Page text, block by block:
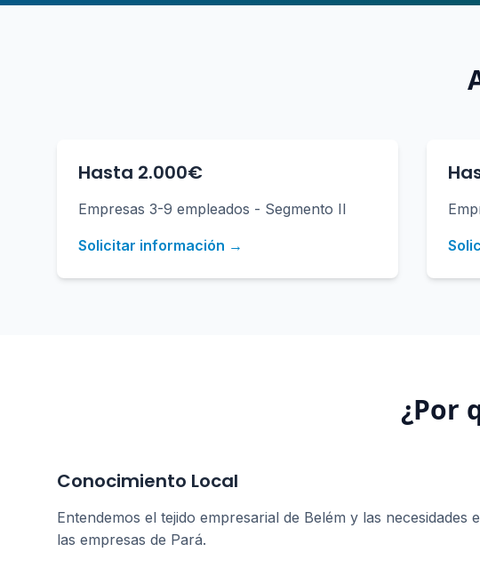
Hasta 2.000€
Empresas 3-9 empleados - Segmento II
Solicitar información →
¿Por
Conocimiento Local
Entendemos el tejido empresarial de Belém y las necesidades
las empresas de Pará.